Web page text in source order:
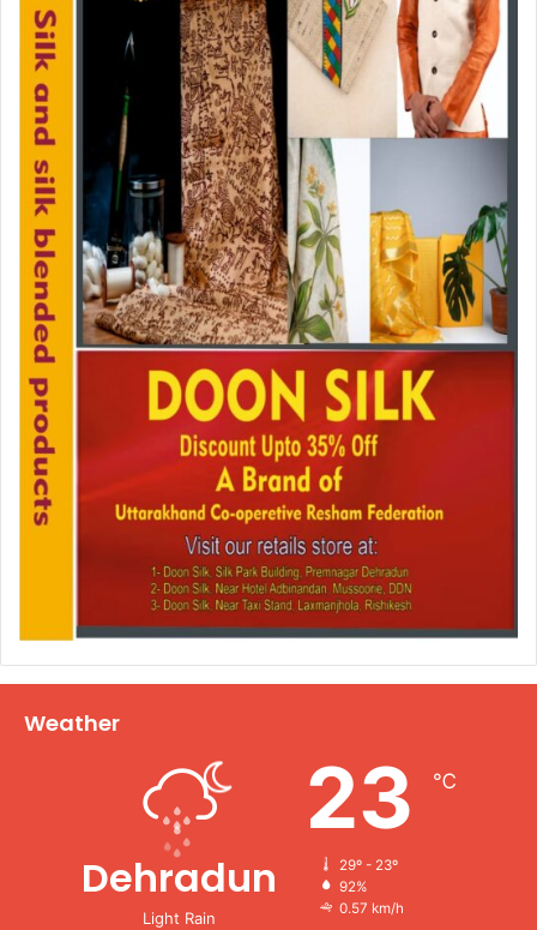
Weather
Dehradun
Light Rain
23 ℃
29º - 23º
92%
0.57 km/h